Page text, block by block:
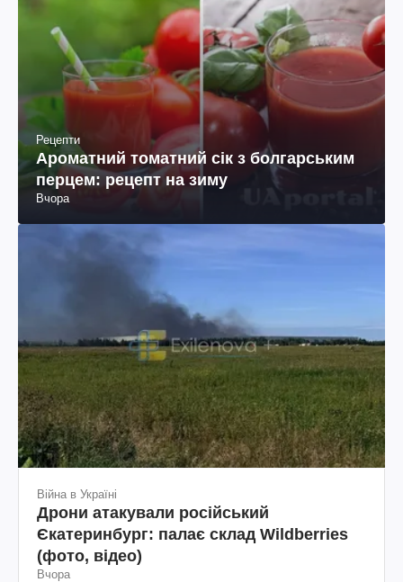
Рецепти
Ароматний томатний сік з болгарським
перцем: рецепт на зиму
Вчора
Війна в Україні
Дрони атакували російський
Єкатеринбург: палає склад Wildberries
(фото, відео)
Вчора